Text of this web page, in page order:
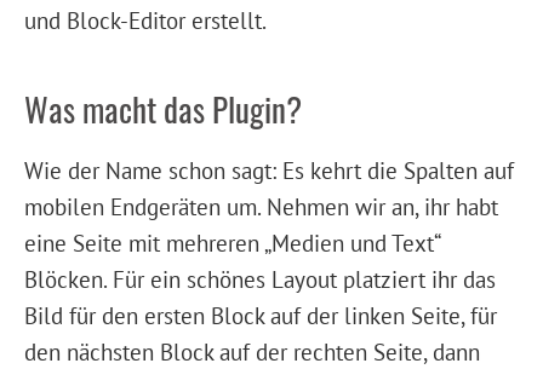
und Block-Editor erstellt.
Was macht das Plugin?
Wie der Name schon sagt: Es kehrt die Spalten auf
mobilen Endgeräten um. Nehmen wir an, ihr habt
eine Seite mit mehreren „Medien und Text“
Blöcken. Für ein schönes Layout platziert ihr das
Bild für den ersten Block auf der linken Seite, für
den nächsten Block auf der rechten Seite, dann